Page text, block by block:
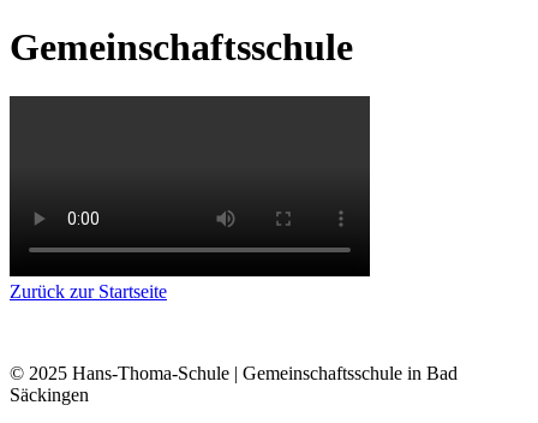
Gemeinschaftsschule
Zurück zur Startseite
© 2025 Hans-Thoma-Schule | Gemeinschaftsschule in Bad
Säckingen